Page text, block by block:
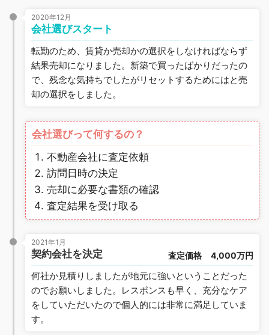
2020年12月
会社選びスタート
転勤のため、賃貸か売却かの選択をしなければならず
結果売却になりました。新築で買ったばかりだったの
で、残念な気持ちでしたがリセットするためにはと売
却の選択をしました。
会社選びって何するの？
不動産会社に査定依頼
訪問日時の決定
売却に必要な書類の確認
査定結果を受け取る
2021年1月
契約会社を決定 査定価格 4,000万円
何社か見積りしましたが地元に強いということだった
のでお願いしました。レスポンスも早く、充分なケア
をしていただいたので個人的には非常に満足していま
す。